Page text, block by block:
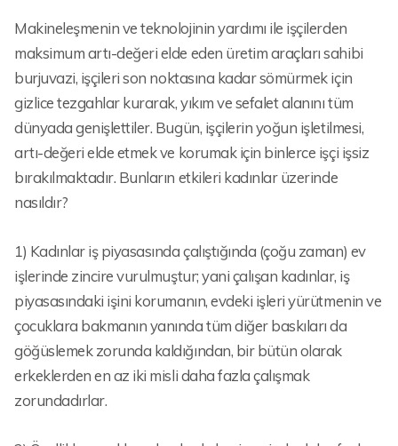
Makineleşmenin ve teknolojinin yardımı ile işçilerden
maksimum artı-değeri elde eden üretim araçları sahibi
burjuvazi, işçileri son noktasına kadar sömürmek için
gizlice tezgahlar kurarak, yıkım ve sefalet alanını tüm
dünyada genişlettiler. Bugün, işçilerin yoğun işletilmesi,
artı-değeri elde etmek ve korumak için binlerce işçi işsiz
bırakılmaktadır. Bunların etkileri kadınlar üzerinde
nasıldır?
1) Kadınlar iş piyasasında çalıştığında (çoğu zaman) ev
işlerinde zincire vurulmuştur; yani çalışan kadınlar, iş
piyasasındaki işini korumanın, evdeki işleri yürütmenin ve
çocuklara bakmanın yanında tüm diğer baskıları da
göğüslemek zorunda kaldığından, bir bütün olarak
erkeklerden en az iki misli daha fazla çalışmak
zorundadırlar.